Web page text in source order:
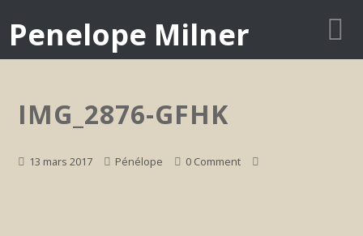
Penelope Milner
IMG_2876-GFHK
13 mars 2017 Pénélope 0 Comment